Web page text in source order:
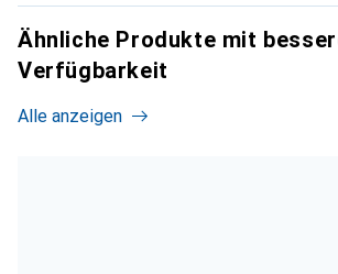
Ähnliche Produkte mit
Verfügbarkeit
Alle anzeigen